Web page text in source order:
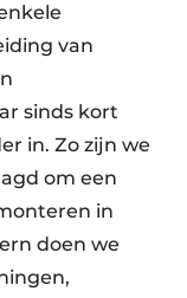
van
sinds kort
in. Zo zijn we
om een
in
doen we